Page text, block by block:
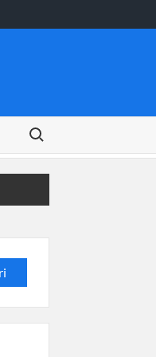
Search for: